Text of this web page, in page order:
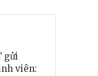
gửi
viên: